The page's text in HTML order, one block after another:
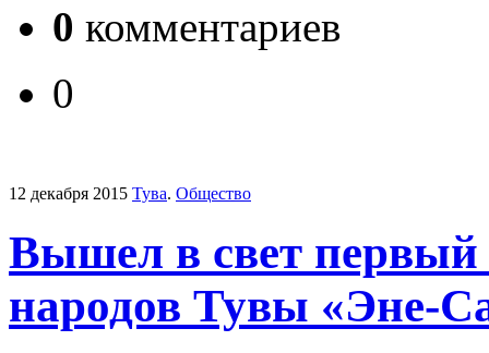
0 комментариев
0
12 декабря 2015 Тува. Общество
Вышел в свет первый
народов Тувы «Эне-